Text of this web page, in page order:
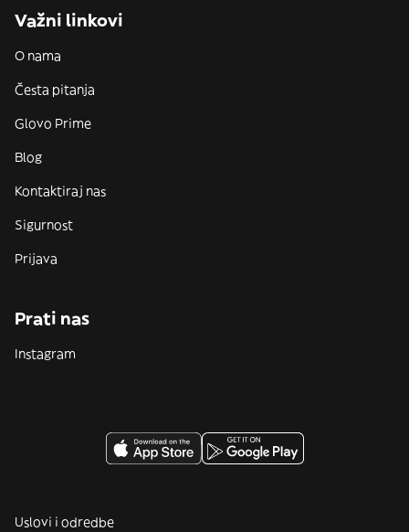
Važni linkovi
O nama
Česta pitanja
Glovo Prime
Blog
Kontaktiraj nas
Sigurnost
Prijava
Prati nas
Instagram
Uslovi i odredbe